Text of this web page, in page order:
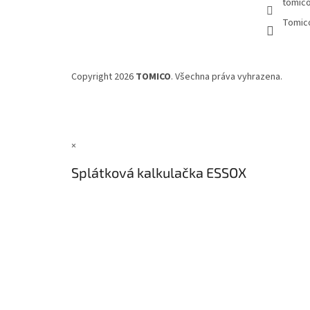
Copyright 2026 TOMICO. Všechna práva vyhrazena.
×
Splátková kalkulačka ESSOX